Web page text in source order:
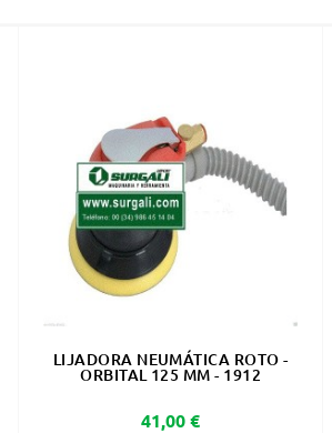
LIJADORA NEUMÁTICA ROTO -
ORBITAL 125 MM - 1912
Precio
41,00 €